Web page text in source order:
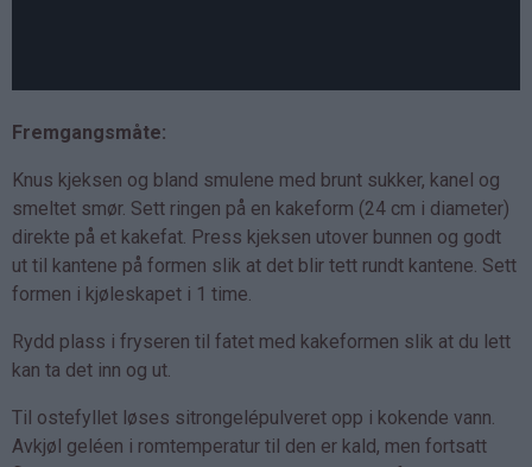
Fremgangsmåte:
Knus kjeksen og bland smulene med brunt sukker, kanel og
smeltet smør. Sett ringen på en kakeform (24 cm i diameter)
direkte på et kakefat. Press kjeksen utover bunnen og godt
ut til kantene på formen slik at det blir tett rundt kantene. Sett
formen i kjøleskapet i 1 time.
Rydd plass i fryseren til fatet med kakeformen slik at du lett
kan ta det inn og ut.
Til ostefyllet løses sitrongelépulveret opp i kokende vann.
Avkjøl geléen i romtemperatur til den er kald, men fortsatt